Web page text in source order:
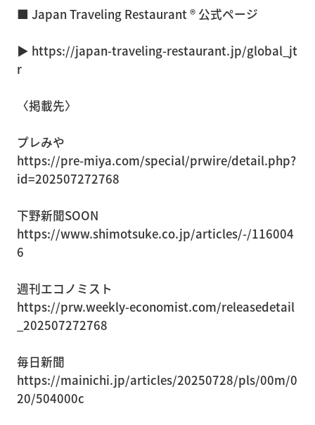
■ Japan Traveling Restaurant ® 公式ページ
▶ https://japan-traveling-restaurant.jp/global_jt
r
〈掲載先〉
プレみや
https://pre-miya.com/special/prwire/detail.php?
id=202507272768
下野新聞SOON
https://www.shimotsuke.co.jp/articles/-/116004
6
週刊エコノミスト
https://prw.weekly-economist.com/releasedetail
_202507272768
毎日新聞
https://mainichi.jp/articles/20250728/pls/00m/0
20/504000c